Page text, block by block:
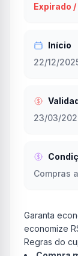
Expirado
Início
22/12/
23/03/
Compras
Garanta
economize
Regras do